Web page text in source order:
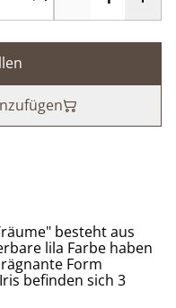
besteht aus
lila Farbe haben
Form
befinden sich 3